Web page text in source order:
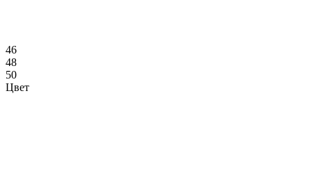
46
48
50
Цвет